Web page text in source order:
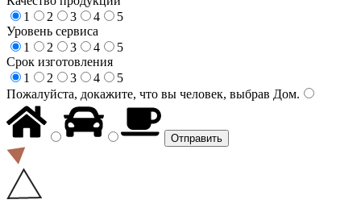
1
2 3 4
5
Уровень сервиса
1
2 3 4
5
Срок изготовления
1
2 3 4
5
Пожалуйста, докажите, что вы человек, выбрав Дом.